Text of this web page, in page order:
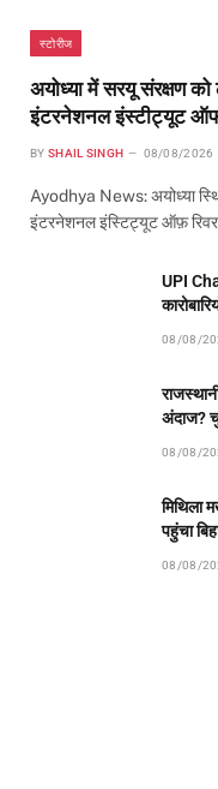
स्टोरीज
अयोध्या में सरयू संरक्षण
इंटरनेशनल इंस्टीट्यूट
BY SHAIL SINGH 08/08/2026
Ayodhya News: अयोध्या
इंटरनेशनल इंस्टिट्यूट ऑफ़
UPI
08/08/
अंदाज?
08/08/
मिथिला
पहुंचा
08/08/